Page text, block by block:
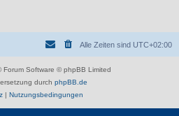
Alle Zeiten sind UTC+02:00
Forum Software © phpBB Limited
durch phpBB.de
| Nutzungsbedingungen